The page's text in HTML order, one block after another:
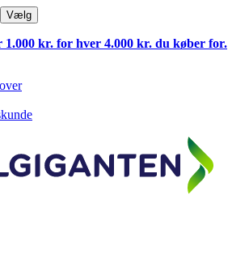
Vælg
kr. for hver 4.000 kr. du køber for.